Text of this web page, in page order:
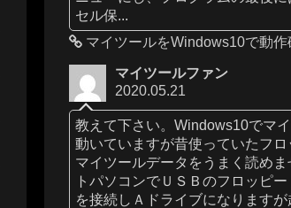
セル保...
マイツールをWindows10で動作
マイツールファン
2020.05.21
教えて下さい。Windows10でマ
動いていますが昔使っていたフ
マイツールデータをうまく読めま
トパソコンでＵＳＢのフロッピ
を接続しＡドライブになりますが